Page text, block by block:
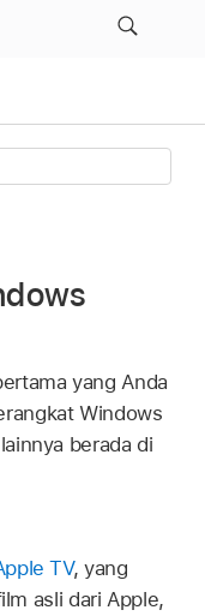
yang Anda
Windows
berada di
TV, yang
asli dari Apple,